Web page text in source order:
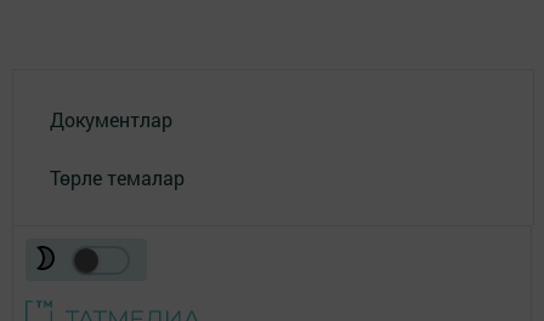
Документлар
Төрле темалар